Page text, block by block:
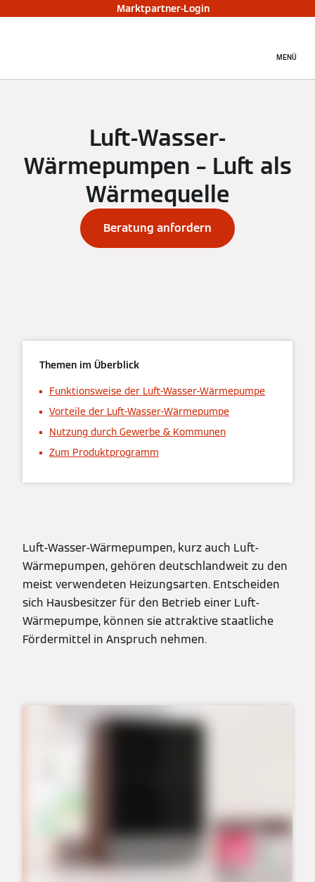
Marktpartner-Login
MENÜ
Luft-Wasser-
Wärmepumpen – Luft als
Wärmequelle
Beratung anfordern
Themen im Überblick
Funktionsweise der Luft-Wasser-Wärmepumpe
Vorteile der Luft-Wasser-Wärmepumpe
Nutzung durch Gewerbe & Kommunen
Zum Produktprogramm
Luft-Wasser-Wärmepumpen, kurz auch Luft-
Wärmepumpen, gehören deutschlandweit zu den
meist verwendeten Heizungsarten. Entscheiden
sich Hausbesitzer für den Betrieb einer Luft-
Wärmepumpe, können sie attraktive staatliche
Fördermittel in Anspruch nehmen.